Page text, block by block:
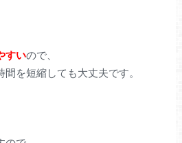
すいので、
を短縮しても大丈夫です。